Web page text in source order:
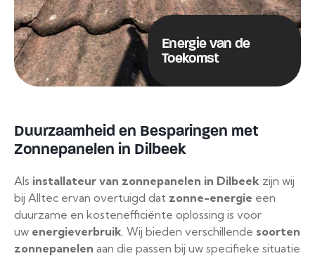
Energie van de
Toekomst
Duurzaamheid en Besparingen met
Zonnepanelen in Dilbeek
Als installateur van zonnepanelen in Dilbeek zijn wij
bij Alltec ervan overtuigd dat zonne-energie een
duurzame en kostenefficiënte oplossing is voor
uw energieverbruik . Wij bieden verschillende soorten
zonnepanelen aan die passen bij uw specifieke situatie